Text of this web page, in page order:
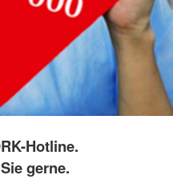
Hotline.
gerne.